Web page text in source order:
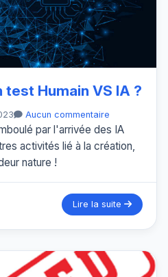
test Humain VS IA ?
Aucun commentaire
par l'arrivée des IA
activités lié à la création,
nature !
Lire la suite